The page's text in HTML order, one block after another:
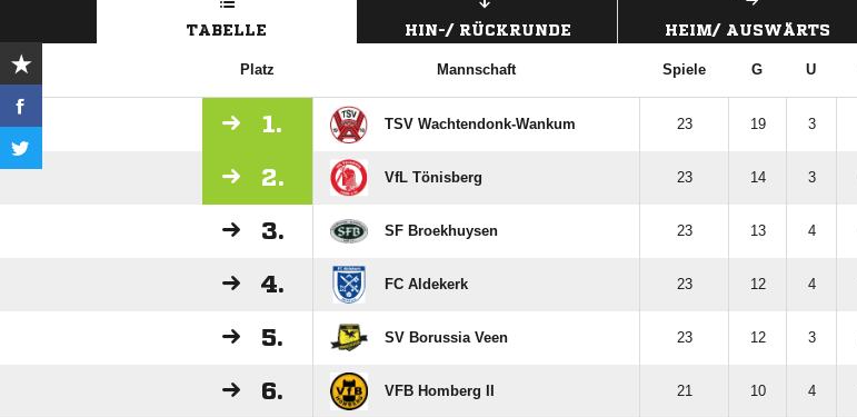
TABELLE HIN-/ RÜCKRUNDE HEIM/ AUSWÄRTS
Platz Mannschaft Spiele G U
1. TSV Wachtendonk-Wankum 23 19 3
2. VfL Tönisberg 23 14 3
3. SF Broekhuysen 23 13 4
4. FC Aldekerk 23 12 4
5. SV Borussia Veen 23 12 3
6. VFB Homberg II 21 10 4